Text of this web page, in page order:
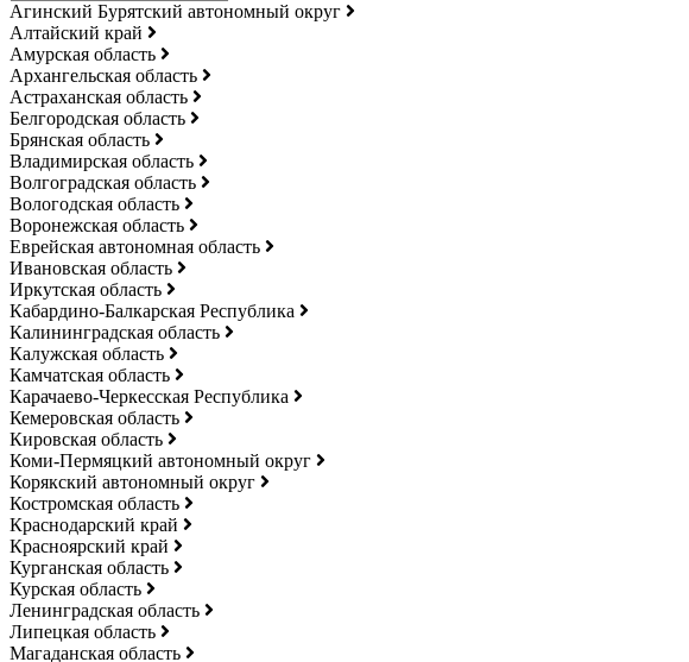
Агинский Бурятский автономный округ
Алтайский край
Амурская область
Архангельская область
Астраханская область
Белгородская область
Брянская область
Владимирская область
Волгоградская область
Вологодская область
Воронежская область
Еврейская автономная область
Ивановская область
Иркутская область
Кабардино-Балкарская Республика
Калининградская область
Калужская область
Камчатская область
Карачаево-Черкесская Республика
Кемеровская область
Кировская область
Коми-Пермяцкий автономный округ
Корякский автономный округ
Костромская область
Краснодарский край
Красноярский край
Курганская область
Курская область
Ленинградская область
Липецкая область
Магаданская область